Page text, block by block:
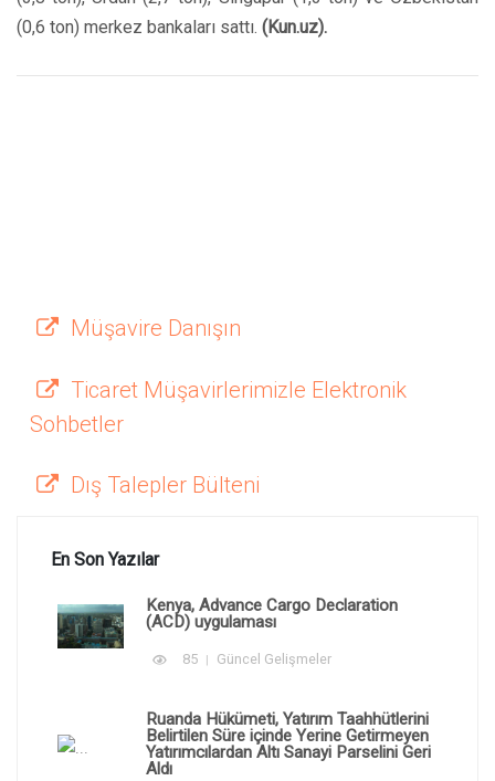
(0,6 ton) merkez bankaları sattı. (Kun.uz).
Müşavire Danışın
Ticaret Müşavirlerimizle Elektronik
Sohbetler
Dış Talepler Bülteni
En Son Yazılar
Kenya, Advance Cargo Declaration
(ACD) uygulaması
85 Güncel Gelişmeler
Ruanda Hükümeti, Yatırım Taahhütlerini
Belirtilen Süre içinde Yerine Getirmeyen
Yatırımcılardan Altı Sanayi Parselini Geri
Aldı